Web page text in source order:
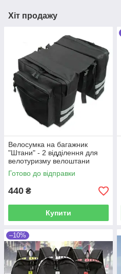
Хіт продажу
Велосумка на багажник
"Штани" - 2 відділення для
велотуризму велоштани
Готово до відправки
440 ₴
Купити
–10%